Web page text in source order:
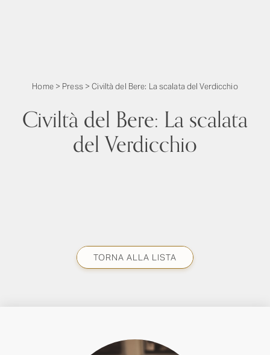
Home> Press>Civiltà del Bere: La scalata del Verdicchio
Civiltà del Bere: La scalata
del Verdicchio
TORNA ALLA LISTA